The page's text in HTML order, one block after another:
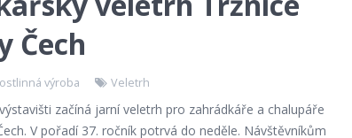
Čech
výroba Veletrh
začíná jarní veletrh pro zahrádkáře a chalupáře
V pořadí 37. ročník potrvá do neděle. Návštěvníkům